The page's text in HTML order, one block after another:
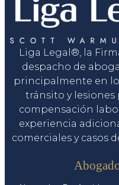
Liga Legal®, la
despacho de
principalmente en
tránsito y
compensación
experiencia
comerciales y casos